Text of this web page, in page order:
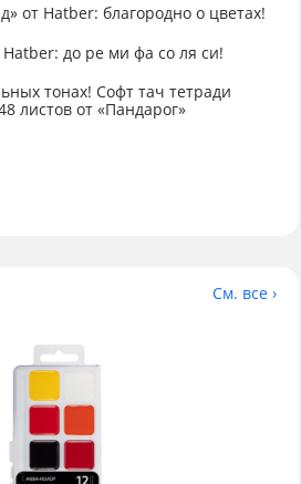
от Hatber: благородно о цветах!
до ре ми фа со ля си!
тонах! Софт тач тетради
листов от «Пандарог»
См. все ›